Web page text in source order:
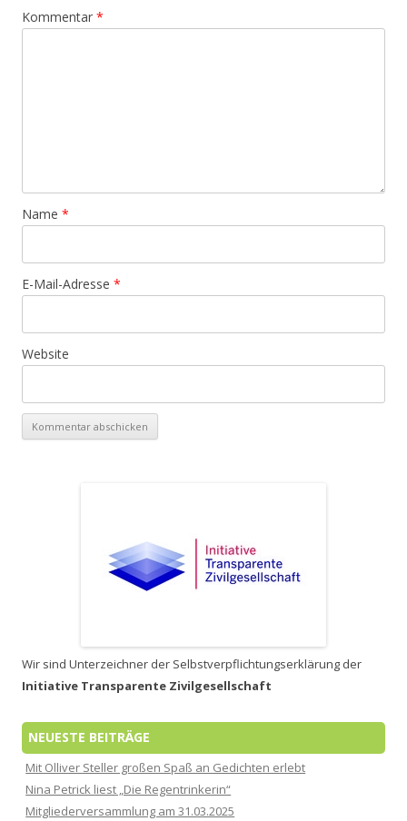
Kommentar *
Name *
E-Mail-Adresse *
Website
Wir sind Unterzeichner der Selbstverpflichtungserklärung der
Initiative Transparente Zivilgesellschaft
NEUESTE BEITRÄGE
Mit Olliver Steller großen Spaß an Gedichten erlebt
Nina Petrick liest „Die Regentrinkerin“
Mitgliederversammlung am 31.03.2025